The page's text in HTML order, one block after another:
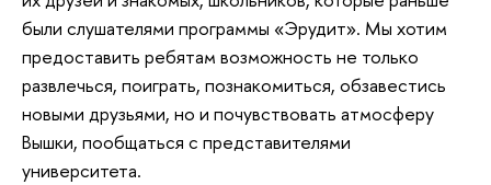
были слушателями программы «Эрудит». Мы хотим
предоставить ребятам возможность не только
развлечься, поиграть, познакомиться, обзавестись
новыми друзьями, но и почувствовать атмосферу
Вышки, пообщаться с представителями
университета.